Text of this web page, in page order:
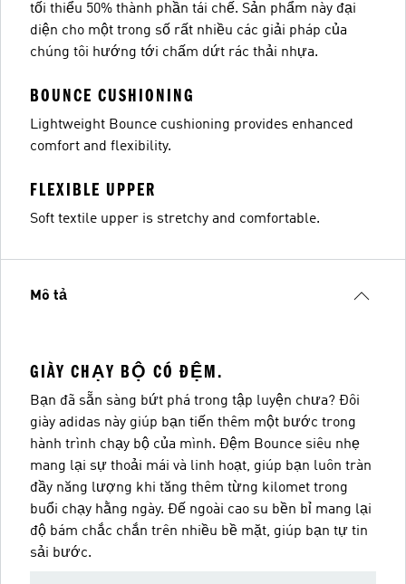
tối thiểu 50% thành phần tái chế. Sản phẩm này đại
diện cho một trong số rất nhiều các giải pháp của
chúng tôi hướng tới chấm dứt rác thải nhựa.
BOUNCE CUSHIONING
Lightweight Bounce cushioning provides enhanced
comfort and flexibility.
FLEXIBLE UPPER
Soft textile upper is stretchy and comfortable.
Mô tả
GIÀY CHẠY BỘ CÓ ĐỆM.
Bạn đã sẵn sàng bứt phá trong tập luyện chưa? Đôi
giày adidas này giúp bạn tiến thêm một bước trong
hành trình chạy bộ của mình. Đệm Bounce siêu nhẹ
mang lại sự thoải mái và linh hoạt, giúp bạn luôn tràn
đầy năng lượng khi tăng thêm từng kilomet trong
buổi chạy hằng ngày. Đế ngoài cao su bền bỉ mang lại
độ bám chắc chắn trên nhiều bề mặt, giúp bạn tự tin
sải bước.